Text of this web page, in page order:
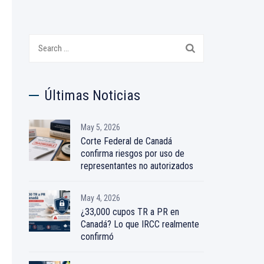
Últimas Noticias
May 5, 2026
Corte Federal de Canadá
confirma riesgos por uso de
representantes no autorizados
May 4, 2026
¿33,000 cupos TR a PR en
Canadá? Lo que IRCC realmente
confirmó